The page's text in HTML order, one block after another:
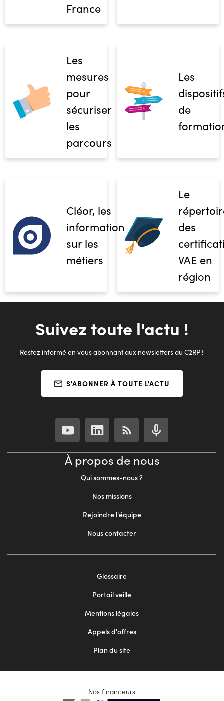
France
Les
mesures
pour
sécuriser
les
parcours
Les
de
Cléor, les
informations
sur les
métiers
Le
des
VAE en
région
Suivez toute l'actu !
Restez informé en vous abonnant aux newsletters du C2RP !
S'ABONNER À TOUTE L'ACTU
À propos de nous
Qui sommes-nous ?
Nos missions
Rejoindre l'équipe
Nous contacter
Glossaire
Portail veille
Mentions légales
Appels d'offres
Plan du site
Nos financeurs